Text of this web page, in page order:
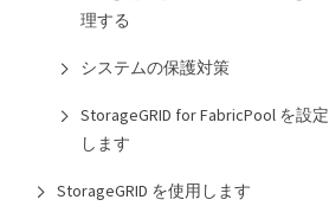
理する
システムの保護対策
StorageGRID for FabricPool を設定
します
StorageGRID を使用します